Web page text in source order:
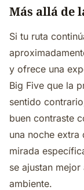
Más allá de
Si tu ruta
y ofrece una
Big Five que la
sentido
buen contraste
una noche extra
mirada
se ajustan
ambiente.